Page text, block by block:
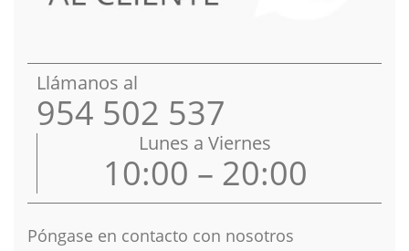
Llámanos al
954 502 537
Lunes a Viernes
10:00 – 20:00
Póngase en contacto con nosotros